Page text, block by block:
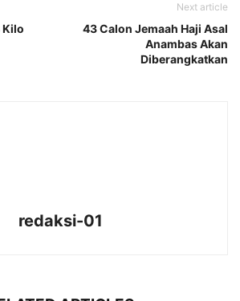
Kilo
Next article
43 Calon Jemaah Haji Asal
Anambas Akan
Diberangkatkan
redaksi-01